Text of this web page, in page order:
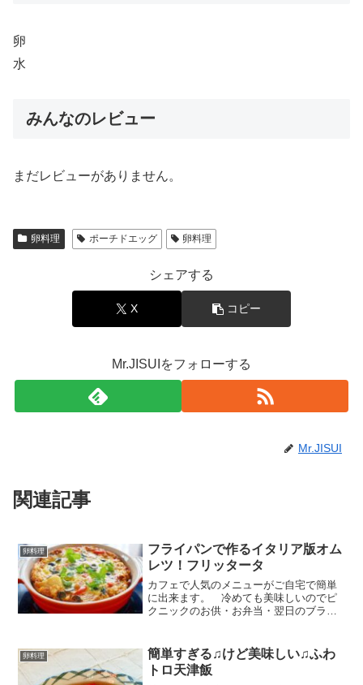
卵
水
みんなのレビュー
まだレビューがありません。
卵料理 ポーチドエッグ 卵料理
シェアする
X コピー
Mr.JISUIをフォローする
Mr.JISUI
関連記事
卵料理
フライパンで作るイタリア版オム
レツ！フリッタータ
カフェで人気のメニューがご自宅で簡単
に出来ます。 冷めても美味しいのでピ
クニックのお供・お弁当・翌日のブラン
ーズピザ用チーズ塩コンソメ顆粒ほうれ
ん草胡椒ナ...
卵料理
簡単すぎる♫けど美味しい♫ふわ
トロ天津飯